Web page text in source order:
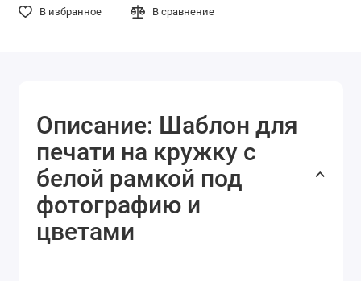
В избранное В сравнение
Описание: Шаблон для
печати на кружку с
белой рамкой под
фотографию и
цветами